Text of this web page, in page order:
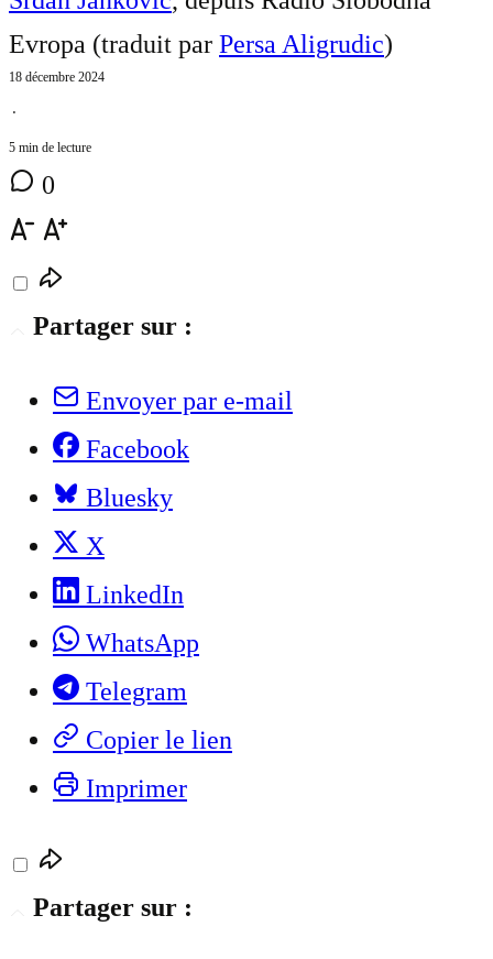
Evropa (traduit par Persa Aligrudic)
18 décembre 2024
⋅
5 min de lecture
0
Partager sur :
Envoyer par e-mail
Facebook
Bluesky
X
LinkedIn
WhatsApp
Telegram
Copier le lien
Imprimer
Partager sur :